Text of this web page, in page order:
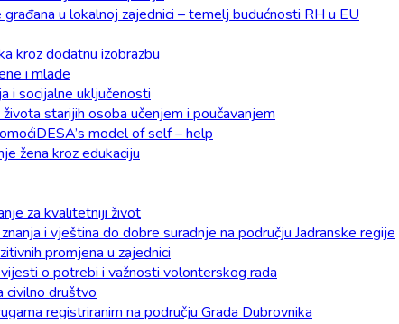
u lokalnoj zajednici – temelj budućnosti RH u EU
kroz dodatnu izobrazbu
i mlade
i socijalne uključenosti
starijih osoba učenjem i poučavanjem
model of self – help
žena kroz edukaciju
za kvalitetniji život
i vještina do dobre suradnje na području Jadranske regije
promjena u zajednici
o potrebi i važnosti volonterskog rada
civilno društvo
registriranim na području Grada Dubrovnika